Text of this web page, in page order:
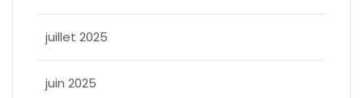
juillet 2025
juin 2025